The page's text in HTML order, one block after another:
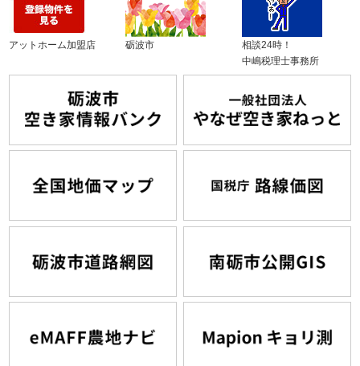
アットホーム加盟店 砺波市
相談24時！
中嶋税理士事務所